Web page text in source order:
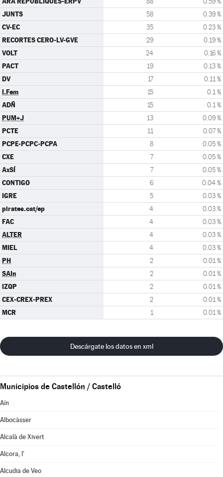
JUNTS 58 0.39 %
CV-EC 35 0.23 %
RECORTES CERO-LV-GVE 29 0.19 %
VOLT 24 0.16 %
PACT 19 0.13 %
DV 17 0.11 %
I.Fem 15 0.1 %
ADÑ 15 0.1 %
PUM+J 13 0.09 %
PCTE 11 0.07 %
PCPE-PCPC-PCPA 8 0.05 %
CXE 7 0.05 %
AxSÍ 7 0.05 %
CONTIGO 6 0.04 %
IGRE 5 0.03 %
pirates.cat/ep 4 0.03 %
FAC 4 0.03 %
ALTER 4 0.03 %
MIEL 4 0.03 %
PH 2 0.01 %
SAIn 2 0.01 %
IZQP 2 0.01 %
CEX-CREX-PREX 2 0.01 %
MCR 1 0.01 %
Descárgate los datos en xml
Municipios de Castellón / Castelló
Aín
Albocàsser
Alcalà de Xivert
Alcora, l'
Alcudia de Veo